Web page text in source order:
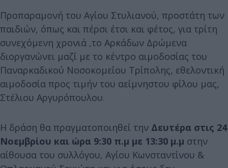
Προπαραμονή του Αγίου Στυλιανού, προστάτη των
παιδιών, όπως και πέρσι έτσι και φέτος, για τρίτη
συνεχόμενη χρονιά ,το Αρκάδων Δρώμενα
διοργανώνει μαζί με το κέντρο αιμοδοσίας του
Παναρκαδικού Νοσοκομείου Τρίπολης, εθελοντική
αιμοδοσία προς τιμήν του αείμνηστου φίλου μας,
Στέλιου Αργυρόπουλου.
Η δράση θα πραγματοποιηθεί την Δευτέρα στις 24
Νοεμβρίου και ώρα 9:30 π.μ με 13:30 μ.μ στην
αίθουσα του συλλόγου, Αγίου Κωνσταντίνου &